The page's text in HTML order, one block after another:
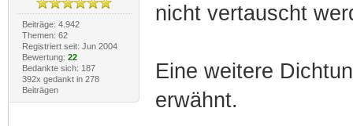
Beiträge: 4.942
Themen: 62
Registriert seit: Jun 2004
Bewertung: 22
Bedankte sich: 187
392x gedankt in 278
Beiträgen
nicht vertauscht
Eine weitere
erwähnt.